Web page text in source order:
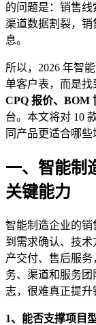
的问题是：销售线
渠道数据割裂，
息。
所以，2026 年智
单客户表，而是找
CPQ 报价、BOM
台。本文将对 10
同产品更适合哪些
一、智能制
关键能力
智能制造企业的销
到需求确认、技
产交付、售后服
务、渠道和服务团
志，很难真正提升
1、能否支撑项目